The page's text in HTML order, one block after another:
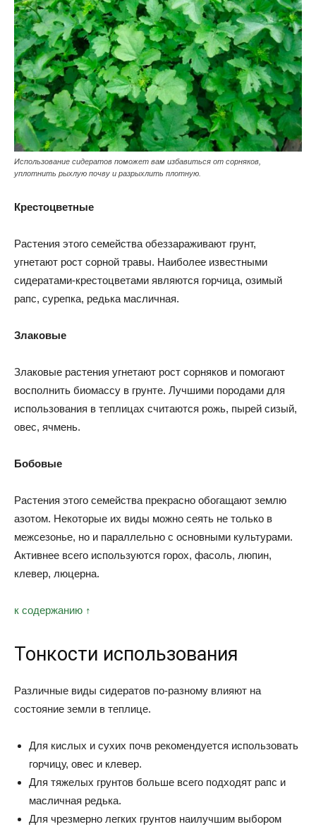
Использование сидератов поможет вам избавиться от сорняков,
уплотнить рыхлую почву и разрыхлить плотную.
Крестоцветные
Растения этого семейства обеззараживают грунт,
угнетают рост сорной травы. Наиболее известными
сидератами-крестоцветами являются горчица, озимый
рапс, сурепка, редька масличная.
Злаковые
Злаковые растения угнетают рост сорняков и помогают
восполнить биомассу в грунте. Лучшими породами для
использования в теплицах считаются рожь, пырей сизый,
овес, ячмень.
Бобовые
Растения этого семейства прекрасно обогащают землю
азотом. Некоторые их виды можно сеять не только в
межсезонье, но и параллельно с основными культурами.
Активнее всего используются горох, фасоль, люпин,
клевер, люцерна.
к содержанию ↑
Тонкости использования
Различные виды сидератов по-разному влияют на
состояние земли в теплице.
Для кислых и сухих почв рекомендуется использовать
горчицу, овес и клевер.
Для тяжелых грунтов больше всего подходят рапс и
масличная редька.
Для чрезмерно легких грунтов наилучшим выбором